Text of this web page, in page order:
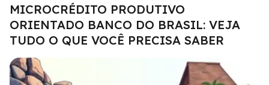
MICROCRÉDITO PRODUTIVO
ORIENTADO BANCO DO BRASIL: VEJA
TUDO O QUE VOCÊ PRECISA SABER